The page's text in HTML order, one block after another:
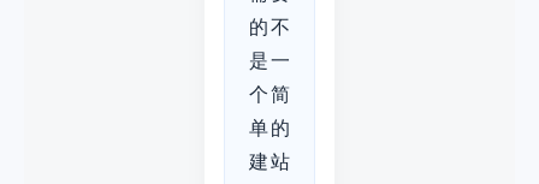
的不
是一
个简
单的
建站